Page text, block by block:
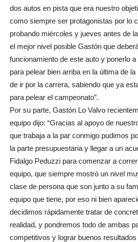
dos autos en pista que era nuestro
como siempre ser protagonistas por lo
probando miércoles y jueves antes de
el mejor nivel posible Gastón que
funcionamiento de este auto y ponerlo
para pelear bien arriba en la última de
de ir por la carrera, sabiendo que ya
para pelear el campeonato”.
Por su parte, Gastón Lo Valvo
equipo dijo: “Gracias al apoyo de
que trabaja a la par conmigo pudimos
la parte presupuestaria y llegar a un
Fidalgo Peduzzi para comenzar a
equipo, que siempre mostró un nivel
clase de persona que son junto a su
equipo que tiene, por eso ni bien
decidimos rápidamente tratar de
realidad, y pondremos todo de ambas
competitivos y lograr buenos